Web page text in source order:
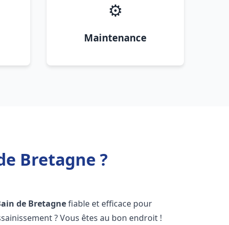
⚙️
Maintenance
Bretagne ?
de Bretagnefiable et efficace pour
? Vous êtes au bon endroit !